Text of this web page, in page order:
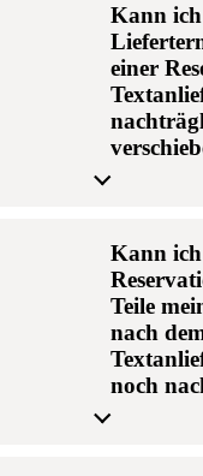
Kann
einer
Kann
Teile
nach
noch